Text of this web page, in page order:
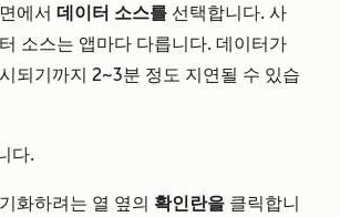
에서 데이터 소스를 선택합니다. 사
소스는 앱마다 다릅니다. 데이터가
되기까지 2~3분 정도 지연될 수 있습
다.
화하려는 열 옆의 확인란을 클릭합니